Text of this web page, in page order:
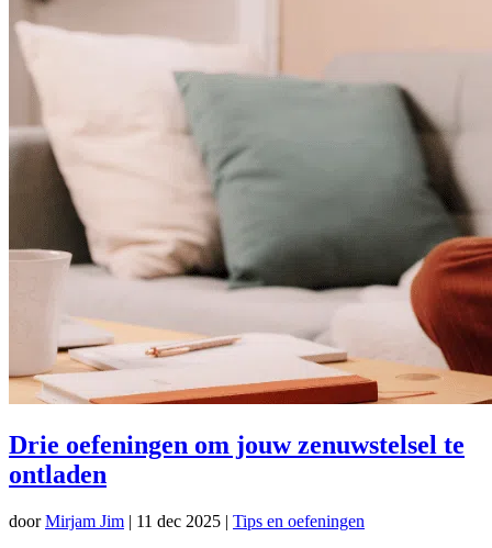
Drie oefeningen om jouw zenuwstelsel te
ontladen
doorMirjam Jim | 11 dec 2025 | Tips en oefeningen